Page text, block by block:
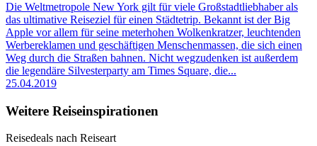
Die Weltmetropole New York gilt für viele Großstadtliebhaber als
das ultimative Reiseziel für einen Städtetrip. Bekannt ist der Big
Apple vor allem für seine meterhohen Wolkenkratzer, leuchtenden
Werbereklamen und geschäftigen Menschenmassen, die sich einen
Weg durch die Straßen bahnen. Nicht wegzudenken ist außerdem
die legendäre Silvesterparty am Times Square, die...
25.04.2019
Weitere Reiseinspirationen
Reisedeals nach Reiseart